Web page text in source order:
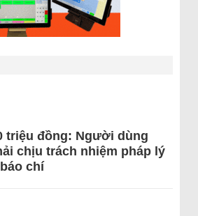
triệu đồng: Người dùng
chịu trách nhiệm pháp lý
chí